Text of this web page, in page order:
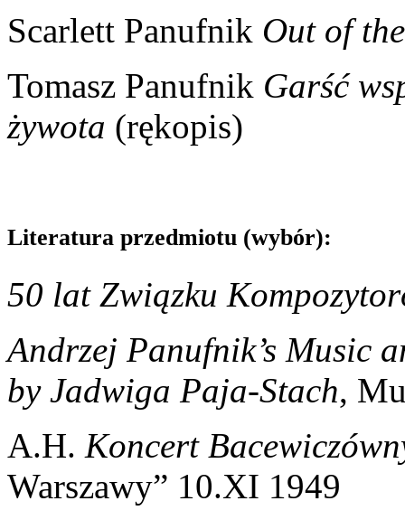
Scarlett Panufnik Out of
Tomasz Panufnik Garść
żywota (rękopis)
Literatura przedmiotu (wybór):
50 lat Związku
Andrzej Panufnik’s Music
by Jadwiga Paja-Stach,
A.H. Koncert
Warszawy” 10.XI 1949